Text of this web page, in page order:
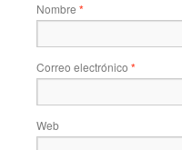
Nombre *
Correo electrónico *
Web